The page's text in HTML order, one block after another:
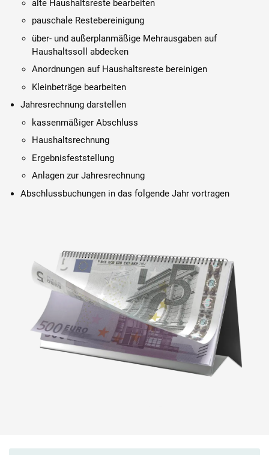
alte Haushaltsreste bearbeiten
pauschale Restebereinigung
über- und außerplanmäßige Mehrausgaben auf
Haushaltssoll abdecken
Anordnungen auf Haushaltsreste bereinigen
Kleinbeträge bearbeiten
Jahresrechnung darstellen
kassenmäßiger Abschluss
Haushaltsrechnung
Ergebnisfeststellung
Anlagen zur Jahresrechnung
Abschlussbuchungen in das folgende Jahr vortragen